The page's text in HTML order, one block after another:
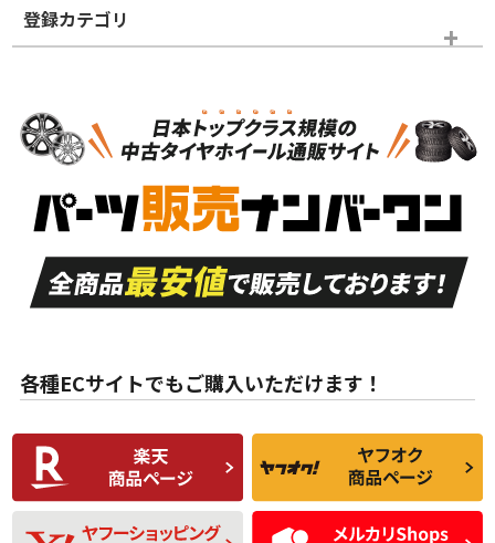
ホイールランク
S
品）
S
新車外し品（新古
付き
A
走行距離も少なく、
目立つ傷もほとんど
ない中古品
A
走行距離も少なく、
非常に状態の良い中
古品
な中古品
んどない中古品
C
比較的きれいな中古
品
C
られるが、使用に問
題のない中古品
使用感や目立つ傷が
あり、一般的な中古
残り溝も少なく、偏
磨耗がみられ、短期
登録カテゴリ
ホイールのみ
各種ECサイトでもご購入いただけます！